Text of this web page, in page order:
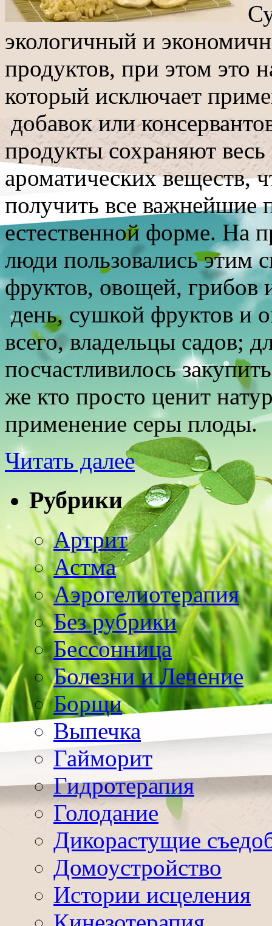
экологичный и
продуктов, при этом это
который исключает
добавок или
продукты сохраняют
ароматических веществ,
получить все важнейшие
естественной форме. На
люди пользовались этим
фруктов, овощей, грибов
день, сушкой фруктов и
всего, владельцы садов;
посчастливилось
же кто просто ценит
применение серы плоды.
Читать далее
Рубрики
Артрит
Астма
Аэрогелиотерапия
Без рубрики
Бессонница
Болезни и Лечение
Борщи
Выпечка
Гайморит
Гидротерапия
Голодание
Дикорастущие
Домоустройство
Истории исцеления